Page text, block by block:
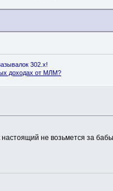
302.x!
доходах от МЛМ?
не возьмется за